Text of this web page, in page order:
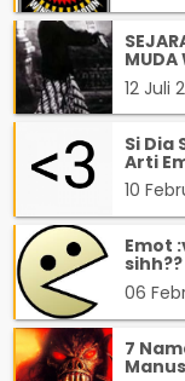
MUDA
12 Juli
Si Dia
Arti
10
Emot
sihh??
06
7